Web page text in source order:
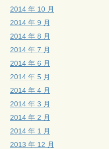
2014 年 10 月
2014 年 9 月
2014 年 8 月
2014 年 7 月
2014 年 6 月
2014 年 5 月
2014 年 4 月
2014 年 3 月
2014 年 2 月
2014 年 1 月
2013 年 12 月